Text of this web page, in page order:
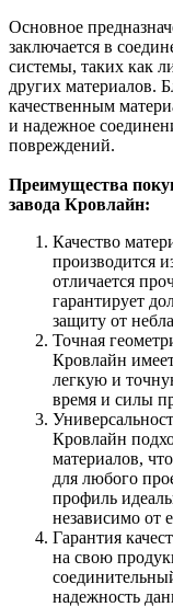
Основное
заключается в
системы, таких как
других материалов.
качественным
и надежное
повреждений.
Преимущества
завода Кровлайн:
Качество
производится
отличается
гарантирует
защиту от
Точная
Кровлайн
легкую и
время и силы
Кровлайн
материалов,
для любого
профиль
независимо от
Гарантия
на свою
надежность